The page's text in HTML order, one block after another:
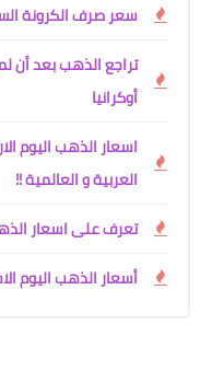
سعر صرف الكرونة
تراجع الذهب بعد أن
أوكرانيا
العربية و العالمية !!
تعرف على اسعار
أسعار الذهب اليوم الاحد 26